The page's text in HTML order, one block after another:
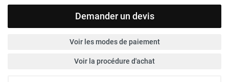
Demander un devis
Voir les modes de paiement
Voir la procédure d'achat